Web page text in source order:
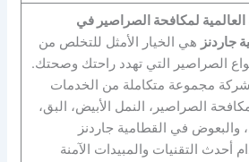
العالمية لمكافحة الصراصير في
جاردنز هي الخيار الأمثل للتخلص من
الصراصير التي تهدد راحتك وصحتك.
مجموعة متكاملة من الخدمات
الصراصير، النمل الأبيض، البق،
والبعوض في القطامية جاردنز
أحدث التقنيات والمبيدات الآمنة